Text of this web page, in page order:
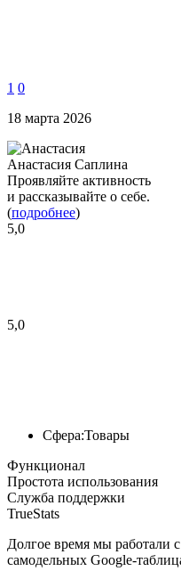
1 0
18 марта 2026
Анастасия Саплина
Проявляйте активность
и рассказывайте о себе.
(подробнее)
5,0
5,0
Сфера:Товары
Функционал
Простота использования
Служба поддержки
TrueStats
Долгое время мы работали
самодельных Google-